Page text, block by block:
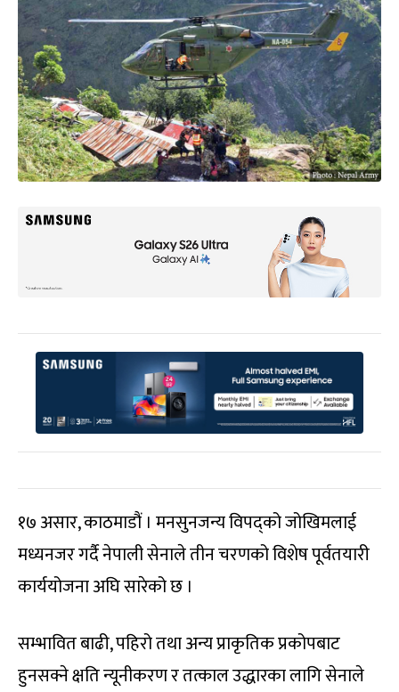
१७ असार, काठमाडौं । मनसुनजन्य विपद्को जोखिमलाई
मध्यनजर गर्दै नेपाली सेनाले तीन चरणको विशेष पूर्वतयारी
कार्ययोजना अघि सारेको छ ।
सम्भावित बाढी, पहिरो तथा अन्य प्राकृतिक प्रकोपबाट
हुनसक्ने क्षति न्यूनीकरण र तत्काल उद्धारका लागि सेनाले